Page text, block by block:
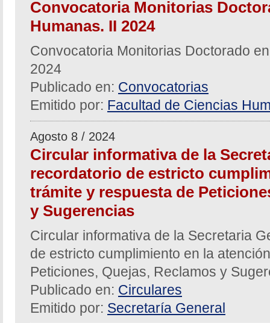
Convocatoria Monitorias
Humanas. II 2024
Convocatoria Monitorias Doctorado
2024
Publicado en: Convocatorias
Emitido por: Facultad de Ciencias
Agosto 8 / 2024
Circular informativa de la
recordatorio de estricto
trámite y respuesta de
y Sugerencias
Circular informativa de la Secretaria
de estricto cumplimiento en la
Peticiones, Quejas, Reclamos y
Publicado en: Circulares
Emitido por: Secretaría General